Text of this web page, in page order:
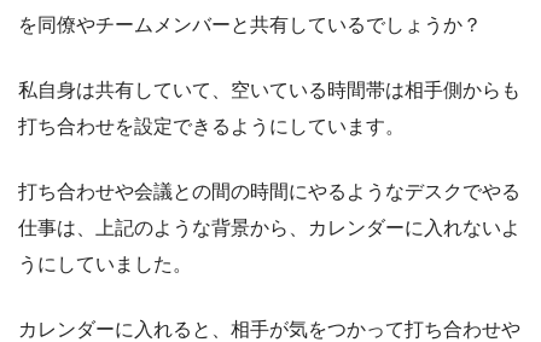
を同僚やチームメンバーと共有しているでしょうか？
私自身は共有していて、空いている時間帯は相手側からも
打ち合わせを設定できるようにしています。
打ち合わせや会議との間の時間にやるようなデスクでやる
仕事は、上記のような背景から、カレンダーに入れないよ
うにしていました。
カレンダーに入れると、相手が気をつかって打ち合わせや